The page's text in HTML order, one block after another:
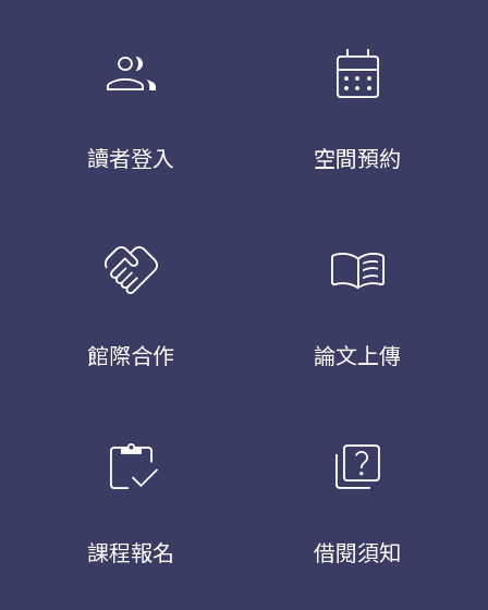
group
讀者登入
calendar_month
空間預約
handshake
館際合作
menu_book
論文上傳
inventory
課程報名
quiz
借閱須知